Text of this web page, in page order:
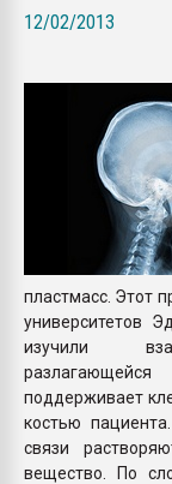
12/02/2013
пластмасс. Этот
университетов
изучили
поддерживает
костью
связи
вещество. По